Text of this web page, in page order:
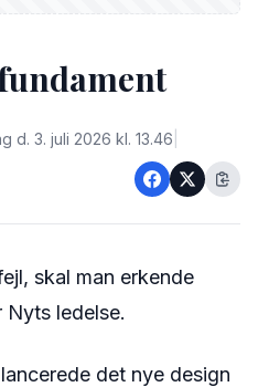
d. 3. juli 2026 kl. 13.46
skal man erkende
ledelse.
det nye design